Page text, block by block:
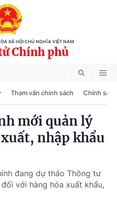
XÃ HỘI CHỦ NGHĨA VIỆT NAM
Chính phủ
Tham vấn chính sách Chính
mới quản lý
nhập khẩu
đang dự thảo Thông tư
với hàng hóa xuất khẩu,